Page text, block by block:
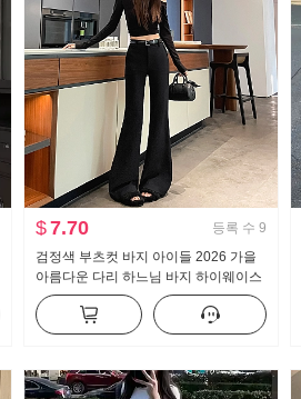
$7.70 등록 수 9
검정색 부츠컷 바지 아이들 2026 가을
아름다운 다리 하느님 바지 하이웨이스
트 수퍼 모델 바지 몸매 가꾸기 신축성
캐주얼 나팔 슬랙스